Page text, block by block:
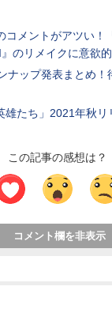
コメントがアツい
のリメイクに意欲
ナップ発表まとめ
雄たち」2021年秋
この記事の感想は？
コメント欄を非表示